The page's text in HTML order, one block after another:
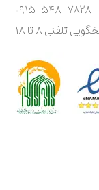
۰۹۱۵-۵۴۸-۷۸۲۸
تلفنی ۸ تا ۱۸